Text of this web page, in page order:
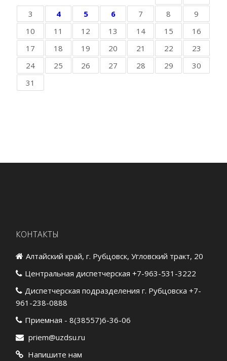
3
4 5 6 7 8
9
10
11 12 13 14 15
16
17
18 19 20 21 22
23
24
25 26 27 28 29
30
31
КОНТАКТЫ
Алтайский край, г. Рубцовск, Угловский тракт, 20
Центральная диспетчерская +7-963-531-3222
Диспетчерская подразделения г. Рубцовска +7-
961-238-0888
Приемная - 8(38557)6-36-06
priem@uzdsu.ru
Напишите нам